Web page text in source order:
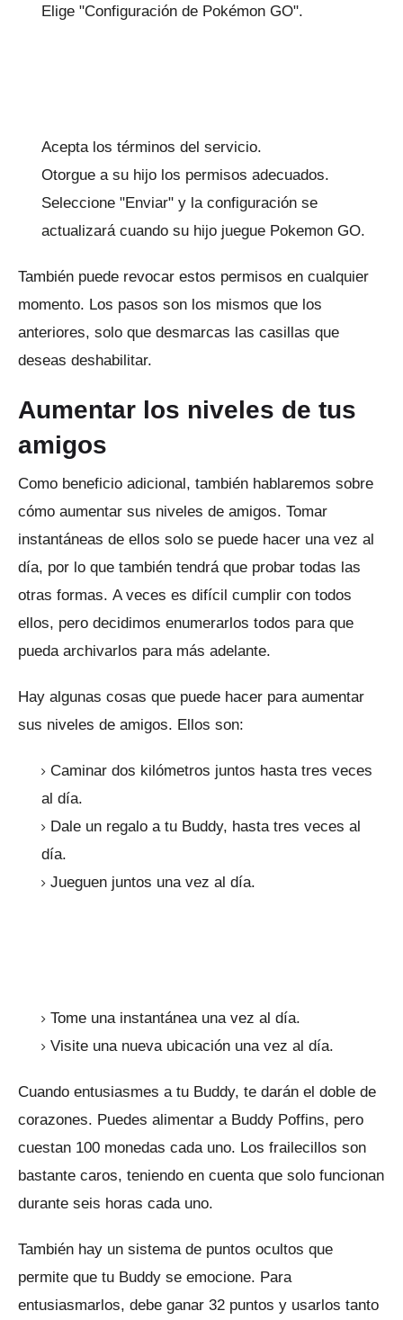
Elige "Configuración de Pokémon GO".
Acepta los términos del servicio.
Otorgue a su hijo los permisos adecuados.
Seleccione "Enviar" y la configuración se
actualizará cuando su hijo juegue Pokemon GO.
También puede revocar estos permisos en cualquier
momento. Los pasos son los mismos que los
anteriores, solo que desmarcas las casillas que
deseas deshabilitar.
Aumentar los niveles de tus
amigos
Como beneficio adicional, también hablaremos sobre
cómo aumentar sus niveles de amigos. Tomar
instantáneas de ellos solo se puede hacer una vez al
día, por lo que también tendrá que probar todas las
otras formas. A veces es difícil cumplir con todos
ellos, pero decidimos enumerarlos todos para que
pueda archivarlos para más adelante.
Hay algunas cosas que puede hacer para aumentar
sus niveles de amigos. Ellos son:
Caminar dos kilómetros juntos hasta tres veces
al día.
Dale un regalo a tu Buddy, hasta tres veces al
día.
Jueguen juntos una vez al día.
Tome una instantánea una vez al día.
Visite una nueva ubicación una vez al día.
Cuando entusiasmes a tu Buddy, te darán el doble de
corazones. Puedes alimentar a Buddy Poffins, pero
cuestan 100 monedas cada uno. Los frailecillos son
bastante caros, teniendo en cuenta que solo funcionan
durante seis horas cada uno.
También hay un sistema de puntos ocultos que
permite que tu Buddy se emocione. Para
entusiasmarlos, debe ganar 32 puntos y usarlos tanto